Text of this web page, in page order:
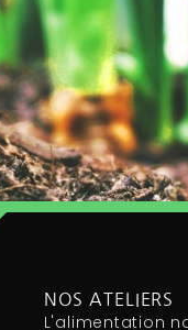
NOS ATELIERS
L'alimentation